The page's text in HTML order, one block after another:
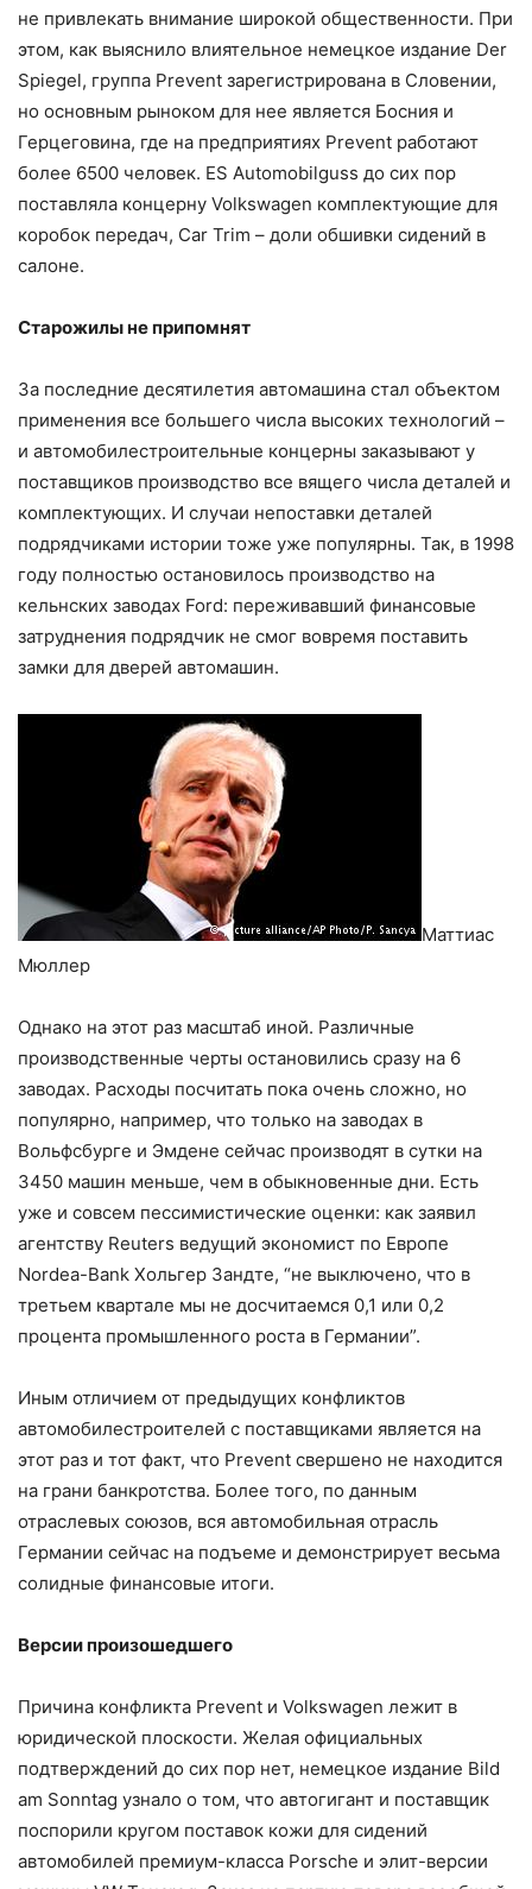
не привлекать внимание широкой общественности. При
этом, как выяснило влиятельное немецкое издание Der
Spiegel, группа Prevent зарегистрирована в Словении,
но основным рыноком для нее является Босния и
Герцеговина, где на предприятиях Prevent работают
более 6500 человек. ES Automobilguss до сих пор
поставляла концерну Volkswagen комплектующие для
коробок передач, Car Trim – доли обшивки сидений в
салоне.
Старожилы не припомнят
За последние десятилетия автомашина стал объектом
применения все большего числа высоких технологий –
и автомобилестроительные концерны заказывают у
поставщиков производство все вящего числа деталей и
комплектующих. И случаи непоставки деталей
подрядчиками истории тоже уже популярны. Так, в 1998
году полностью остановилось производство на
кельнских заводах Ford: переживавший финансовые
затруднения подрядчик не смог вовремя поставить
замки для дверей автомашин.
Маттиас
Мюллер
Однако на этот раз масштаб иной. Различные
производственные черты остановились сразу на 6
заводах. Расходы посчитать пока очень сложно, но
популярно, например, что только на заводах в
Вольфсбурге и Эмдене сейчас производят в сутки на
3450 машин меньше, чем в обыкновенные дни. Есть
уже и совсем пессимистические оценки: как заявил
агентству Reuters ведущий экономист по Европе
Nordea-Bank Хольгер Зандте, “не выключено, что в
третьем квартале мы не досчитаемся 0,1 или 0,2
процента промышленного роста в Германии”.
Иным отличием от предыдущих конфликтов
автомобилестроителей с поставщиками является на
этот раз и тот факт, что Prevent свершено не находится
на грани банкротства. Более того, по данным
отраслевых союзов, вся автомобильная отрасль
Германии сейчас на подъеме и демонстрирует весьма
солидные финансовые итоги.
Версии произошедшего
Причина конфликта Prevent и Volkswagen лежит в
юридической плоскости. Желая официальных
подтверждений до сих пор нет, немецкое издание Bild
am Sonntag узнало о том, что автогигант и поставщик
поспорили кругом поставок кожи для сидений
автомобилей премиум-класса Porsche и элит-версии